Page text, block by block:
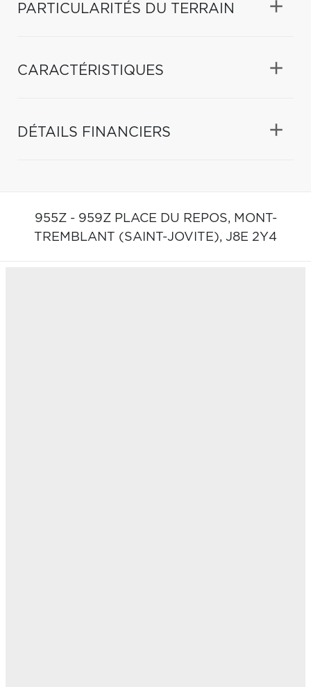
PARTICULARITÉS DU TERRAIN
CARACTÉRISTIQUES
DÉTAILS FINANCIERS
955Z - 959Z PLACE DU REPOS, MONT-
TREMBLANT (SAINT-JOVITE), J8E 2Y4